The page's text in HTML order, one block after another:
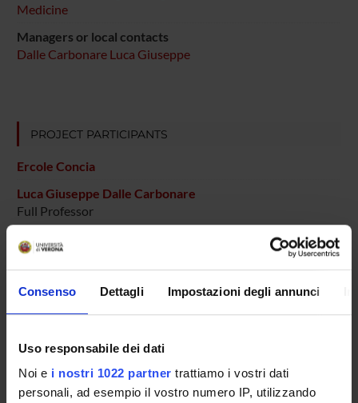
Consenso Dettagli Impostazioni degli annunci
Uso responsabile dei dati
Noi e i nostri 1022 partner trattiamo i vostri dati
personali, ad esempio il vostro numero IP, utilizzando
Medicine
Managers or local contacts
Dalle Carbonare Luca Giuseppe
PROJECT PARTICIPANTS
Ercole Concia
Luca Giuseppe Dalle Carbonare
Full Professor
Massimiliano Lanzafame
Mirko Zanatta
Temporary Professor
RESEARCH AREAS INVOLVED IN THE PROJECT
Infectious Diseases (DDSP)